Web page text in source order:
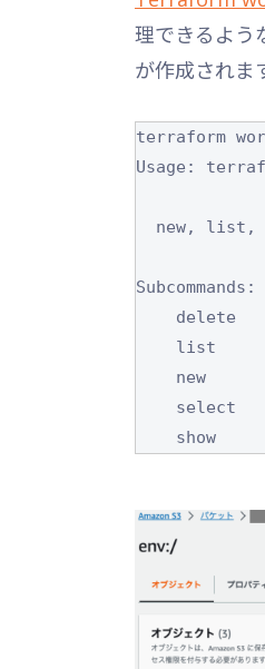
理できるよう
が作成されま
terraform
Usage:
Subcommands:
show